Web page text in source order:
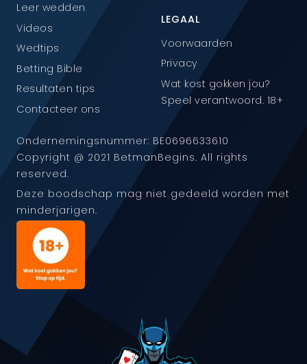
Leer wedden
Videos
Wedtips
Betting Bible
Resultaten tips
Contacteer ons
LEGAAL
Voorwaarden
Privacy
Wat kost gokken jou?
Speel verantwoord. 18+
Ondernemingsnummer: BE0696633610
Copyright @ 2021 BetmanBegins. All rights
reserved.
Deze boodschap mag niet gedeeld worden met
minderjarigen.